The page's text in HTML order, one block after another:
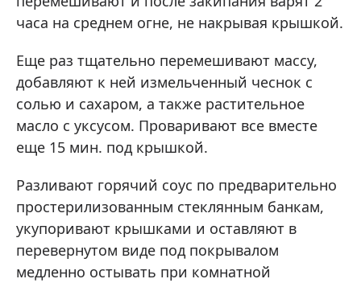
часа на среднем огне, не накрывая крышкой.
Еще раз тщательно перемешивают массу,
добавляют к ней измельченный чеснок с
солью и сахаром, а также растительное
масло с уксусом. Проваривают все вместе
еще 15 мин. под крышкой.
Разливают горячий соус по предварительно
простерилизованным стеклянным банкам,
укупоривают крышками и оставляют в
перевернутом виде под покрывалом
медленно остывать при комнатной